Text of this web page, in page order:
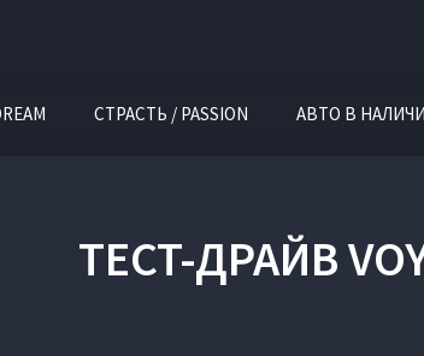
СТРАСТЬ / PASSION АВТО В
ТЕСТ-ДРАЙВ